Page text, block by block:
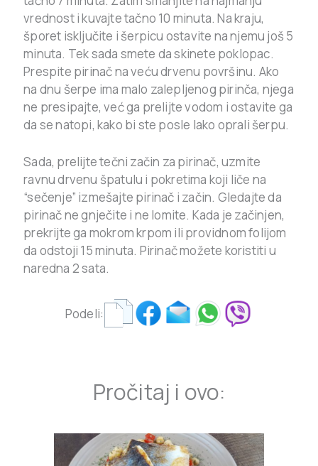
vrednost i kuvajte tačno 10 minuta. Na kraju,
šporet isključite i šerpicu ostavite na njemu još 5
minuta. Tek sada smete da skinete poklopac.
Prespite pirinač na veću drvenu površinu. Ako
na dnu šerpe ima malo zalepljenog pirinča, njega
ne presipajte, već ga prelijte vodom i ostavite ga
da se natopi, kako bi ste posle lako oprali šerpu.
Sada, prelijte tečni začin za pirinač, uzmite
ravnu drvenu špatulu i pokretima koji liče na
“sečenje” izmešajte pirinač i začin. Gledajte da
pirinač ne gnječite i ne lomite. Kada je začinjen,
prekrijte ga mokrom krpom ili providnom folijom
da odstoji 15 minuta. Pirinač možete koristiti u
naredna 2 sata.
Podeli:
Pročitaj i ovo: